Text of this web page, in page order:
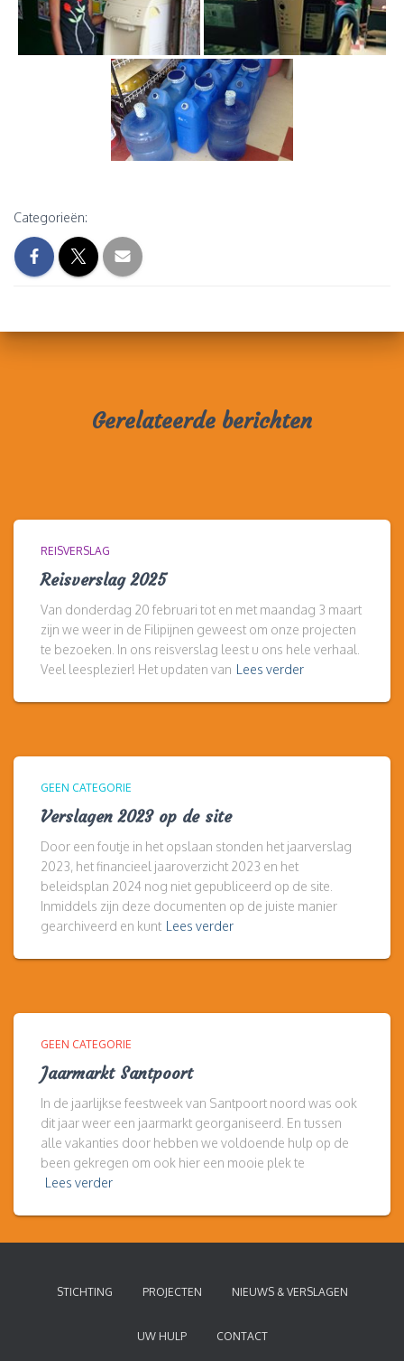
Categorieën:
Gerelateerde berichten
REISVERSLAG
Reisverslag 2025
Van donderdag 20 februari tot en met maandag 3 maart
zijn we weer in de Filipijnen geweest om onze projecten
te bezoeken. In ons reisverslag leest u ons hele verhaal.
Veel leesplezier! Het updaten van Lees verder
GEEN CATEGORIE
Verslagen 2023 op de site
Door een foutje in het opslaan stonden het jaarverslag
2023, het financieel jaaroverzicht 2023 en het
beleidsplan 2024 nog niet gepubliceerd op de site.
Inmiddels zijn deze documenten op de juiste manier
gearchiveerd en kunt Lees verder
GEEN CATEGORIE
Jaarmarkt Santpoort
In de jaarlijkse feestweek van Santpoort noord was ook
dit jaar weer een jaarmarkt georganiseerd. En tussen
alle vakanties door hebben we voldoende hulp op de
been gekregen om ook hier een mooie plek te
Lees verder
STICHTING PROJECTEN NIEUWS & VERSLAGEN
UW HULP CONTACT